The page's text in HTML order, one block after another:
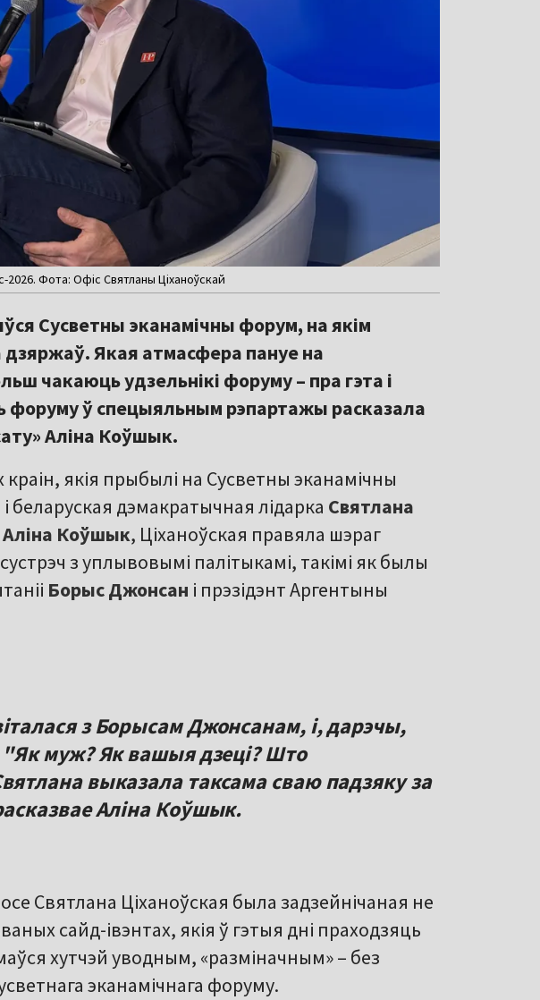
Фота: Офіс Святланы Ціханоўскай
Сусветны эканамічны форум, на якім
дзяржаў. Якая атмасфера пануе на
чакаюць удзельнікі форуму – пра гэта і
форуму ў спецыяльным рэпартажы расказала
Аліна Коўшык.
якія прыбылі на Сусветны эканамічны
беларуская дэмакратычная лідарка Святлана
Аліна Коўшык, Ціханоўская правяла шэраг
з уплывовымі палітыкамі, такімі як былы
Борыс Джонсан і прэзідэнт Аргентыны
з Борысам Джонсанам, і, дарэчы,
муж? Як вашыя дзеці? Што
выказала таксама сваю падзяку за
Аліна Коўшык.
Святлана Ціханоўская была задзейнічаная не
сайд-івэнтах, якія ў гэтыя дні праходзяць
хутчэй уводным, «разміначным» – без
эканамічнага форуму.